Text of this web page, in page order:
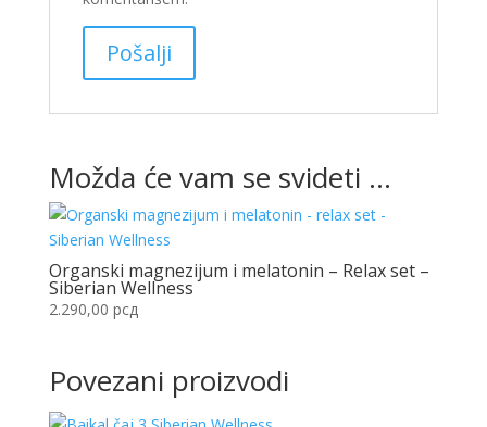
Možda će vam se svideti …
Organski magnezijum i melatonin – Relax set –
Siberian Wellness
2.290,00 рсд
Povezani proizvodi